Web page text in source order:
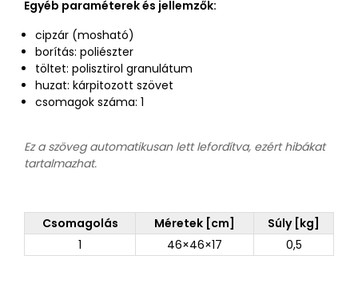
Egyéb paraméterek és jellemzők:
cipzár (mosható)
borítás: poliészter
töltet: polisztirol granulátum
huzat: kárpitozott szövet
csomagok száma: 1
Ez a szöveg automatikusan lett lefordítva, ezért hibákat
tartalmazhat.
Csomagolás Méretek [cm]
Súly [kg]
1
46×46×17 0,5